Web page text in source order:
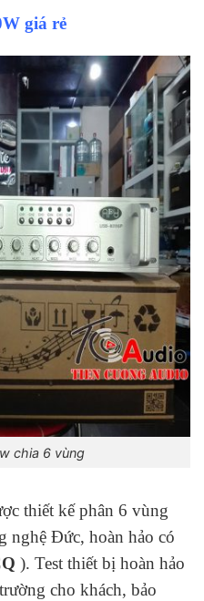
giá rẻ
chia 6 vùng
thiết kế phân 6 vùng
nghệ Đức, hoàn hảo có
). Test thiết bị hoàn hảo
cho khách, bảo